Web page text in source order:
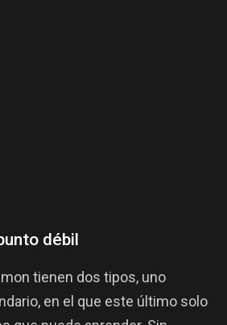
débil
tienen dos tipos, uno
en el que este último solo